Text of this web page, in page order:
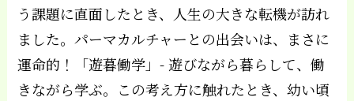
う課題に直面したとき、人生の大きな転機が訪れ
ました。パーマカルチャーとの出会いは、まさに
運命的！「遊暮働学」- 遊びながら暮らして、働
きながら学ぶ。この考え方に触れたとき、幼い頃